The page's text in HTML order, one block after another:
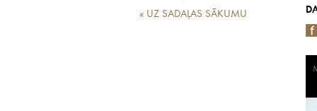
« UZ SADAĻAS SĀKUMU